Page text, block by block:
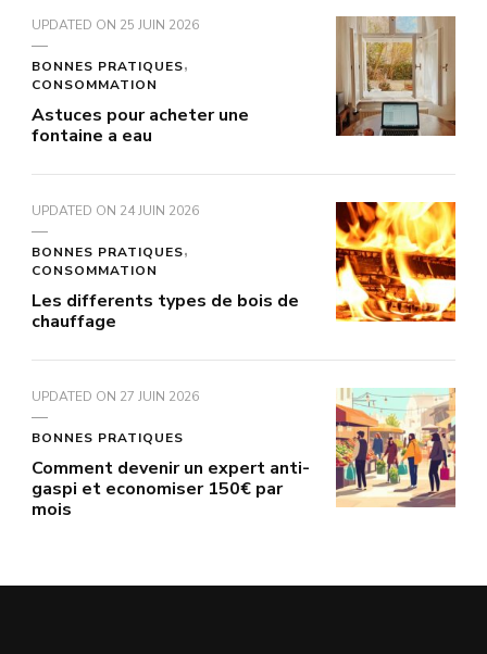
UPDATED ON 25 JUIN 2026
BONNES PRATIQUES
CONSOMMATION
Astuces pour acheter une
fontaine a eau
UPDATED ON 24 JUIN 2026
BONNES PRATIQUES
CONSOMMATION
Les differents types de bois de
chauffage
UPDATED ON 27 JUIN 2026
BONNES PRATIQUES
Comment devenir un expert anti-
gaspi et economiser 150€ par
mois